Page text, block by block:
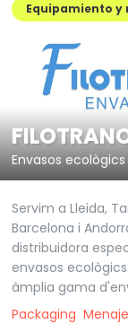
Equipamiento y
Servim a Lleida,
Barcelona i
distribuidora
envasos
àmplia gama
Packaging Menaje